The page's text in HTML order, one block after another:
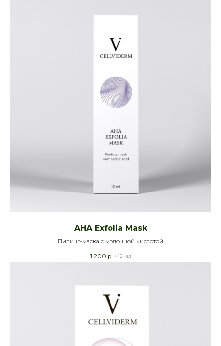
AHA Exfolia Mask
Пилинг-маска с молочной кислотой
1 200 р. / 12 мл